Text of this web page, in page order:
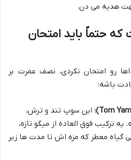
هدیه می دن.
حتماً باید امتحان
رو امتحان نکردی، نصف عمرت بر
باشه:
این سوپ تند و ترش،
یه ترکیب فوق العاده از میگو تازه،
گیاه معطر که مزه اش تا مدت ها زیر